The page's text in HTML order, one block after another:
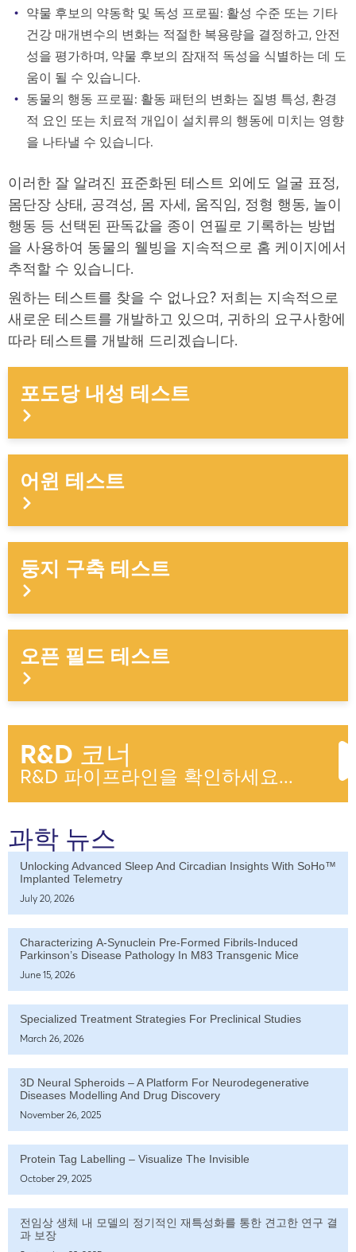
약물 후보의 약동학 및 독성 프로필: 활성 수준 또는 기타
건강 매개변수의 변화는 적절한 복용량을 결정하고, 안전
성을 평가하며, 약물 후보의 잠재적 독성을 식별하는 데 도
움이 될 수 있습니다.
동물의 행동 프로필: 활동 패턴의 변화는 질병 특성, 환경
적 요인 또는 치료적 개입이 설치류의 행동에 미치는 영향
을 나타낼 수 있습니다.
이러한 잘 알려진 표준화된 테스트 외에도 얼굴 표정,
몸단장 상태, 공격성, 몸 자세, 움직임, 정형 행동, 놀이
행동 등 선택된 판독값을 종이 연필로 기록하는 방법
을 사용하여 동물의 웰빙을 지속적으로 홈 케이지에서
추적할 수 있습니다.
원하는 테스트를 찾을 수 없나요? 저희는 지속적으로
새로운 테스트를 개발하고 있으며, 귀하의 요구사항에
따라 테스트를 개발해 드리겠습니다.
포도당 내성 테스트
어윈 테스트
둥지 구축 테스트
오픈 필드 테스트
R&D 코너
R&D 파이프라인을 확인하세요...
과학 뉴스
Unlocking Advanced Sleep And Circadian Insights With SoHo™
Implanted Telemetry
July 20, 2026
Characterizing Α-Synuclein Pre-Formed Fibrils-Induced
Parkinson’s Disease Pathology In M83 Transgenic Mice
June 15, 2026
Specialized Treatment Strategies For Preclinical Studies
March 26, 2026
3D Neural Spheroids – A Platform For Neurodegenerative
Diseases Modelling And Drug Discovery
November 26, 2025
Protein Tag Labelling – Visualize The Invisible
October 29, 2025
전임상 생체 내 모델의 정기적인 재특성화를 통한 견고한 연구 결
과 보장